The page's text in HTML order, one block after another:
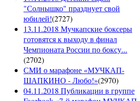
"Солнышко" празднует свой
юбилей!(2727)
13.11.2018 Мучкапские боксеры
готовятся к выходу в финал
Чемпионата России по боксу...
(2702)
СМИ о марафоне «МУЧКАП-
ШАПКИНО - Любо!»(2970)
04.11.2018 Публикации в группе